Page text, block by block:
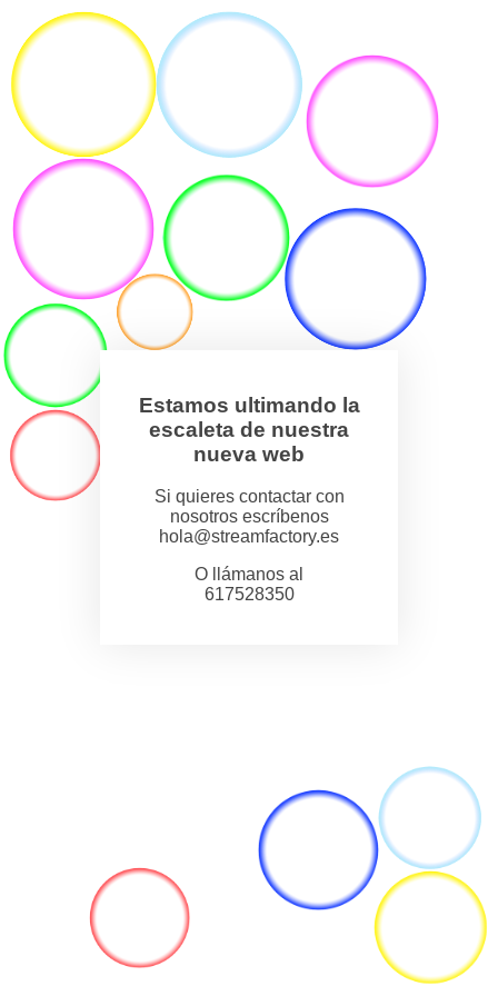
Estamos ultimando la
escaleta de nuestra
nueva web
Si quieres contactar con
nosotros escríbenos
hola@streamfactory.es
O llámanos al
617528350